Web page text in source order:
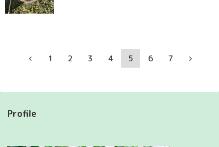
1 2 3 4 5 6 7
Profile